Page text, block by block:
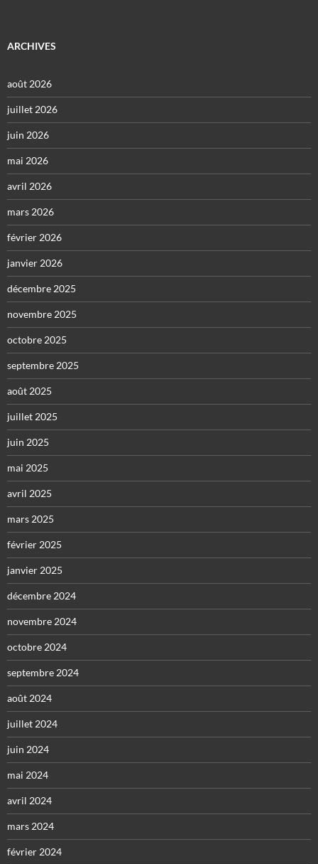
ARCHIVES
août 2026
juillet 2026
juin 2026
mai 2026
avril 2026
mars 2026
février 2026
janvier 2026
décembre 2025
novembre 2025
octobre 2025
septembre 2025
août 2025
juillet 2025
juin 2025
mai 2025
avril 2025
mars 2025
février 2025
janvier 2025
décembre 2024
novembre 2024
octobre 2024
septembre 2024
août 2024
juillet 2024
juin 2024
mai 2024
avril 2024
mars 2024
février 2024